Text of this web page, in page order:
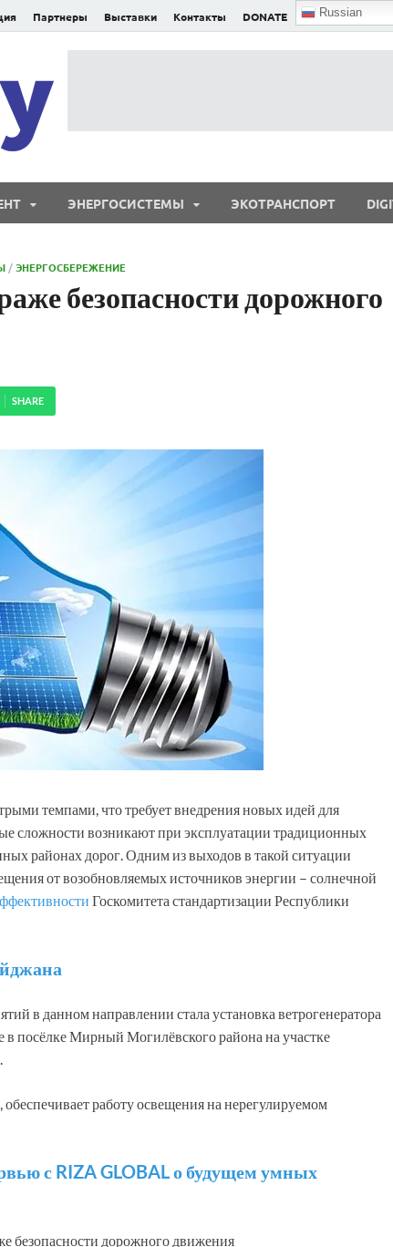
Партнеры Выставки Контакты DONATE Russian
ЭНЕРГОСИСТЕМЫ ЭКОТРАНСПОРТ
/ЭНЕРГОСБЕРЕЖЕНИЕ
безопасности дорожного
SHARE
темпами, что требует внедрения новых идей для
сложности возникают при эксплуатации традиционных
районах дорог. Одним из выходов в такой ситуации
от возобновляемых источников энергии – солнечной
Госкомитета стандартизации Республики
в данном направлении стала установка ветрогенератора
посёлке Мирный Могилёвского района на участке
работу освещения на нерегулируемом
с RIZA GLOBAL о будущем умных